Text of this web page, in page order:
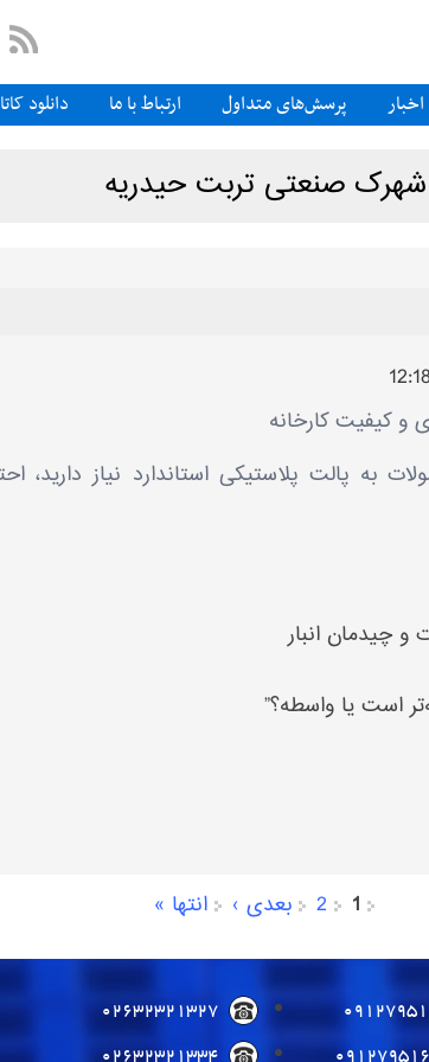
اخبار پرسش‌های متداول ارتباط با ما دانلود
شهرک صنعتی تربت حیدریه
کیفیت کارخانه
به پالت پلاستیکی استاندارد نیاز دارید،
و چیدمان انبار
است یا واسطه؟”
1
2 بعدی › انتها »
02632321327
02632321334